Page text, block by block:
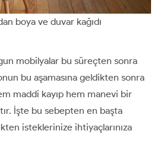
boya ve duvar kağıdı
mobilyalar bu süreçten sonra
bu aşamasına geldikten sonra
maddi kayıp hem manevi bir
İşte bu sebepten en başta
isteklerinize ihtiyaçlarınıza